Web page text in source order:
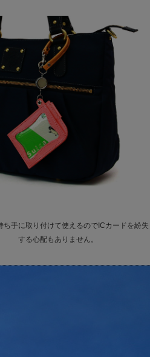
ち手に取り付けて使えるのでICカードを紛失
する心配もありません。